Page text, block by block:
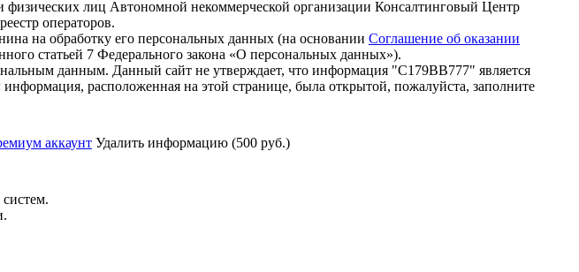
лиц Автономной некоммерческой организации Консалтинговый Центр
операторов.
на обработку его персональных данных (на основании Соглашение об оказании
статьей 7 Федерального закона «О персональных данных»).
данным. Данный сайт не утверждает, что информация "С179ВВ777" является
расположенная на этой странице, была открытой, пожалуйста, заполните
аккаунт Удалить информацию (500 руб.)